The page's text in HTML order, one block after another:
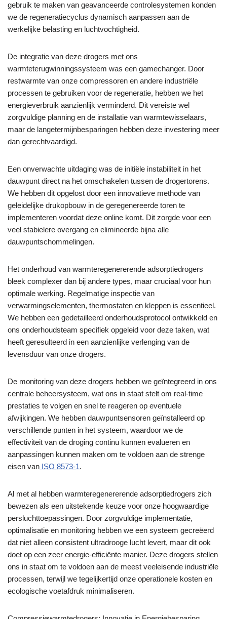
gebruik te maken van geavanceerde controlesystemen konden
we de regeneratiecyclus dynamisch aanpassen aan de
werkelijke belasting en luchtvochtigheid.
De integratie van deze drogers met ons
warmteterugwinningssysteem was een gamechanger. Door
restwarmte van onze compressoren en andere industriële
processen te gebruiken voor de regeneratie, hebben we het
energieverbruik aanzienlijk verminderd. Dit vereiste wel
zorgvuldige planning en de installatie van warmtewisselaars,
maar de langetermijnbesparingen hebben deze investering meer
dan gerechtvaardigd.
Een onverwachte uitdaging was de initiële instabiliteit in het
dauwpunt direct na het omschakelen tussen de drogertorens.
We hebben dit opgelost door een innovatieve methode van
geleidelijke drukopbouw in de geregenereerde toren te
implementeren voordat deze online komt. Dit zorgde voor een
veel stabielere overgang en elimineerde bijna alle
dauwpuntschommelingen.
Het onderhoud van warmteregenererende adsorptiedrogers
bleek complexer dan bij andere types, maar cruciaal voor hun
optimale werking. Regelmatige inspectie van
verwarmingselementen, thermostaten en kleppen is essentieel.
We hebben een gedetailleerd onderhoudsprotocol ontwikkeld en
ons onderhoudsteam specifiek opgeleid voor deze taken, wat
heeft geresulteerd in een aanzienlijke verlenging van de
levensduur van onze drogers.
De monitoring van deze drogers hebben we geïntegreerd in ons
centrale beheersysteem, wat ons in staat stelt om real-time
prestaties te volgen en snel te reageren op eventuele
afwijkingen. We hebben dauwpuntsensoren geïnstalleerd op
verschillende punten in het systeem, waardoor we de
effectiviteit van de droging continu kunnen evalueren en
aanpassingen kunnen maken om te voldoen aan de strenge
eisen van ISO 8573-1.
Al met al hebben warmteregenererende adsorptiedrogers zich
bewezen als een uitstekende keuze voor onze hoogwaardige
persluchttoepassingen. Door zorgvuldige implementatie,
optimalisatie en monitoring hebben we een systeem gecreëerd
dat niet alleen consistent ultradrooge lucht levert, maar dit ook
doet op een zeer energie-efficiënte manier. Deze drogers stellen
ons in staat om te voldoen aan de meest veeleisende industriële
processen, terwijl we tegelijkertijd onze operationele kosten en
ecologische voetafdruk minimaliseren.